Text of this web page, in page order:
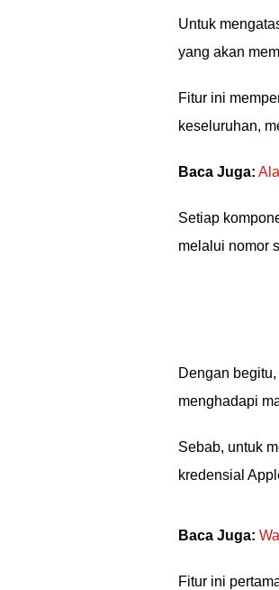
Untuk
yang akan
Fitur ini
keseluruhan,
Baca Juga:
Setiap
melalui nomor
Dengan
menghadapi
Sebab, untuk
kredensial
Baca Juga:
Fitur ini